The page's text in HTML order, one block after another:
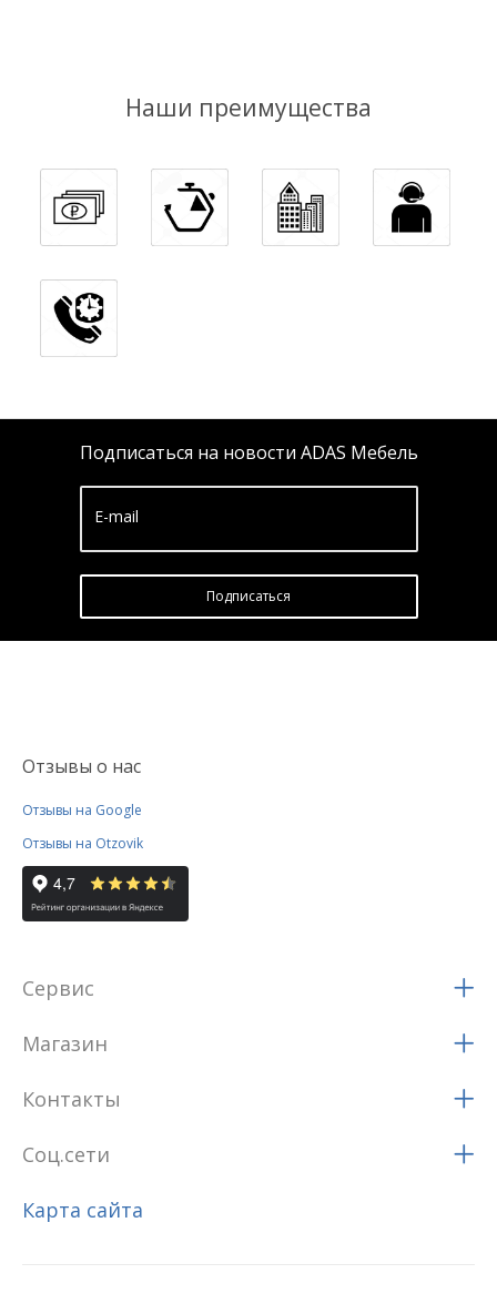
Наши преимущества
Подписаться на новости ADAS Мебель
E-mail
Подписатьcя
Отзывы о нас
Отзывы на Google
Отзывы на Otzovik
Сервис
Магазин
Контакты
Соц.сети
Карта сайта